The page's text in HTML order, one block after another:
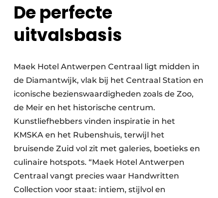
De perfecte
uitvalsbasis
Maek Hotel Antwerpen Centraal ligt midden in
de Diamantwijk, vlak bij het Centraal Station en
iconische bezienswaardigheden zoals de Zoo,
de Meir en het historische centrum.
Kunstliefhebbers vinden inspiratie in het
KMSKA en het Rubenshuis, terwijl het
bruisende Zuid vol zit met galeries, boetieks en
culinaire hotspots. “Maek Hotel Antwerpen
Centraal vangt precies waar Handwritten
Collection voor staat: intiem, stijlvol en